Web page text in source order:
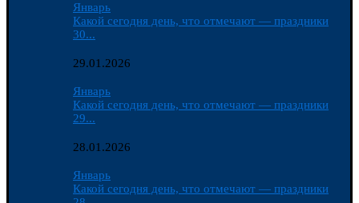
Январь
Какой сегодня день, что отмечают — праздники
30...
29.01.2026
Январь
Какой сегодня день, что отмечают — праздники
29...
28.01.2026
Январь
Какой сегодня день, что отмечают — праздники